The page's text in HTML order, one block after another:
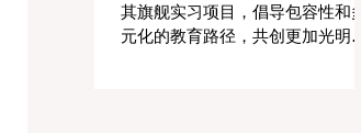
气和留任率也得到了提升，为所有
人创造了一个更加稳定和积极的环
其旗舰实习项目，倡导包容性和多
元化的教育路径，共创更加光明的